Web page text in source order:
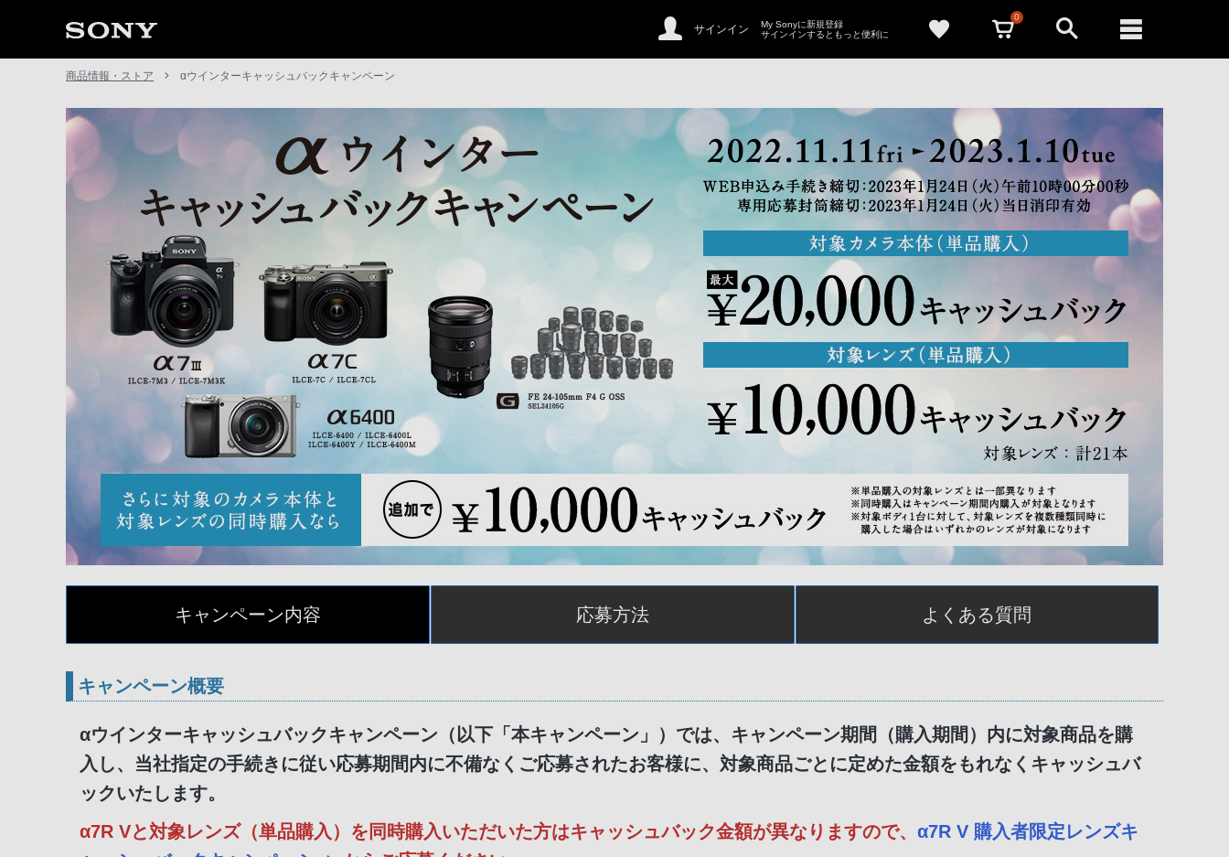
サインイン
My Sonyに新規登録
サインインするともっと便利に
0
商品情報・ストア αウインターキャッシュバックキャンペーン
キャンペーン内容 応募方法 よくある質問
キャンペーン概要
αウインターキャッシュバックキャンペーン（以下「本キャンペーン」）では、キャンペーン期間（購入期間）内に対象商品を購
入し、当社指定の手続きに従い応募期間内に不備なくご応募されたお客様に、対象商品ごとに定めた金額をもれなくキャッシュバ
ックいたします。
α7R Vと対象レンズ（単品購入）を同時購入いただいた方はキャッシュバック金額が異なりますので、 α7R V 購入者限定レンズキ